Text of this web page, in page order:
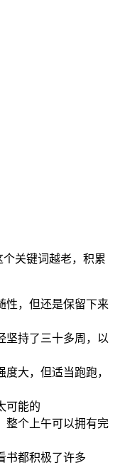
关键词越老，积累
性，但还是保留下来
坚持了三十多周，以
大，但适当跑跑，
可能的
整个上午可以拥有完
书都积极了许多